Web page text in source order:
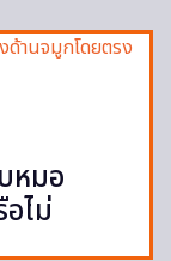
หมอ
ไม่